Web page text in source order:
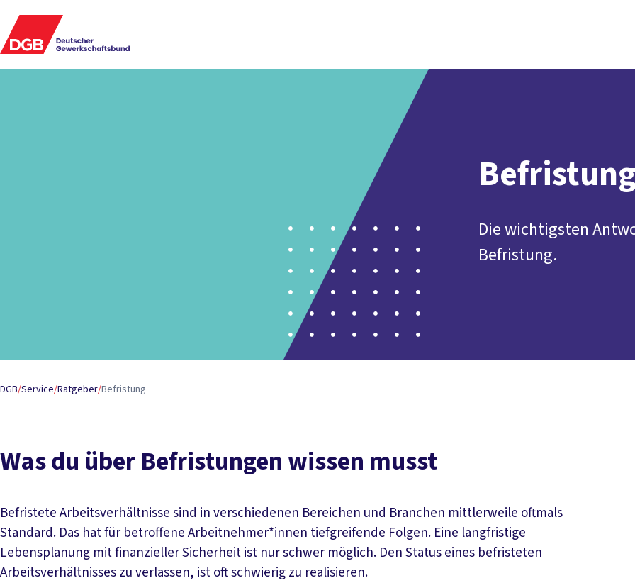
Die wichtigsten
Befristung.
DGB/Service/Ratgeber/Befristung
Was du über Befristungen wissen musst
Befristete Arbeitsverhältnisse sind in verschiedenen Bereichen und Branchen mittlerweile oftmals
Standard. Das hat für betroffene Arbeitnehmer*innen tiefgreifende Folgen. Eine langfristige
Lebensplanung mit finanzieller Sicherheit ist nur schwer möglich. Den Status eines befristeten
Arbeitsverhältnisses zu verlassen, ist oft schwierig zu realisieren.